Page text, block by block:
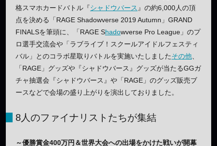
格スマホカードバトル『シャドウバース 』の約6,000人の頂
点を決める「RAGE Shadowverse 2019 Autumn」GRAND
FINALSを筆頭に、「RAGE Shadowverse Pro League」のプ
ロ選手交流会や「ラブライブ！スクールアイドルフェスティ
バル」とのコラボ星取りバトルを実施いたしましたその他
「RAGE」グッズや『シャドウバース』グッズが当たるGGガ
チャ抽選会『シャドウバース』や「RAGE」のグッズ販売ブ
ースなどで会場の盛り上がりを演出しておりました。
8人のファイナリストたちが集結
～優勝賞金400万円＆世界大会への出場をかけた戦いが開幕